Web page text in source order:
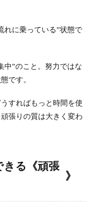
れに乗っている”状態で
中”のこと。努力ではな
です。
すればもっと時間を使
張りの質は大きく変わ
る《頑張
》